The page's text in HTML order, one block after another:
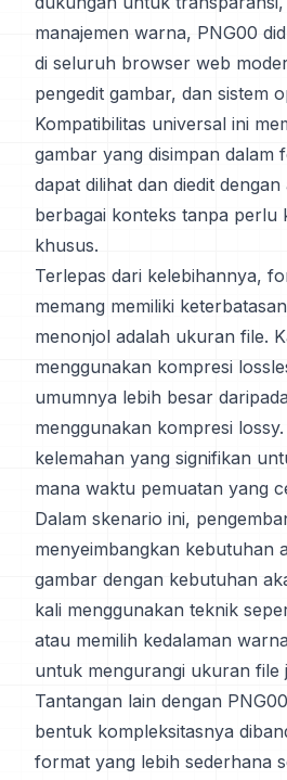
manajemen warna, PNG00
di seluruh browser web
pengedit gambar, dan sistem
Kompatibilitas universal ini
gambar yang disimpan dalam
dapat dilihat dan diedit dengan
berbagai konteks tanpa perlu
khusus.
Terlepas dari kelebihannya,
memang memiliki
menonjol adalah ukuran file.
menggunakan kompresi
umumnya lebih besar
menggunakan kompresi
kelemahan yang signifikan
mana waktu pemuatan yang
Dalam skenario ini,
menyeimbangkan kebutuhan
gambar dengan kebutuhan
kali menggunakan teknik
atau memilih kedalaman
untuk mengurangi ukuran file
Tantangan lain dengan
bentuk kompleksitasnya
format yang lebih sederhana